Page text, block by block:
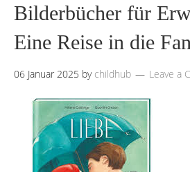
Bilderbücher für
Eine Reise in die
06 Januar 2025 by childhub Leave a